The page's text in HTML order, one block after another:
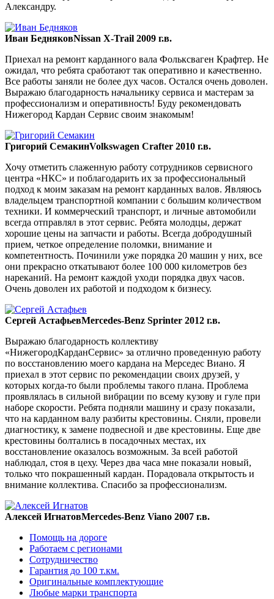
Александру.
Иван БедняковNissan X-Trail 2009 г.в.
Приехал на ремонт карданного вала Фольксваген Крафтер. Не
ожидал, что ребята сработают так оперативно и качественно.
Все работы заняли не более дух часов. Остался очень доволен.
Выражаю благодарность начальнику сервиса и мастерам за
профессионализм и оперативность! Буду рекомендовать
Нижегород Кардан Сервис своим знакомым!
Григорий СемакинVolkswagen Crafter 2010 г.в.
Хочу отметить слаженную работу сотрудников сервисного
центра «НКС» и поблагодарить их за профессиональный
подход к моим заказам на ремонт карданных валов. Являюсь
владельцем транспортной компании с большим количеством
техники. И коммерческий транспорт, и личные автомобили
всегда отправлял в этот сервис. Ребята молодцы, держат
хорошие цены на запчасти и работы. Всегда добродушный
прием, четкое определение поломки, внимание и
компетентность. Починили уже порядка 20 машин у них, все
они прекрасно откатывают более 100 000 километров без
нареканий. На ремонт каждой уходи порядка двух часов.
Очень доволен их работой и подходом к бизнесу.
Сергей АстафьевMercedes-Benz Sprinter 2012 г.в.
Выражаю благодарность коллективу
«НижегородКарданСервис» за отлично проведенную работу
по восстановлению моего кардана на Мерседес Виано. Я
приехал в этот сервис по рекомендации своих друзей, у
которых когда-то были проблемы такого плана. Проблема
проявлялась в сильной вибрации по всему кузову и гуле при
наборе скорости. Ребята подняли машину и сразу показали,
что на карданном валу разбиты крестовины. Сняли, провели
диагностику, к замене подвесной и две крестовины. Еще две
крестовины болтались в посадочных местах, их
восстановление оказалось возможным. За всей работой
наблюдал, стоя в цеху. Через два часа мне показали новый,
только что покрашенный кардан. Порадовала открытость и
внимание коллектива. Спасибо за профессионализм.
Алексей ИгнатовMercedes-Benz Viano 2007 г.в.
Помощь на дороге
Работаем с регионами
Сотрудничество
Гарантия до 100 т.км.
Оригинальные комплектующие
Любые марки транспорта